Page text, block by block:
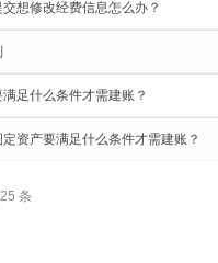
想修改经费信息怎么办？
足什么条件才需建账？
资产要满足什么条件才需建账？
条